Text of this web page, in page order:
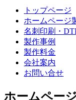
トップページ
ホームページ
名刺印刷・
製作事例
製作料金
会社案内
お問い合せ
ホームペー